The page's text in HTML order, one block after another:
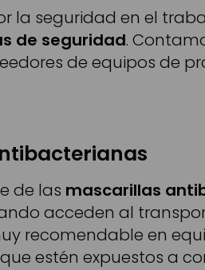
la seguridad en el
de seguridad.
de equipos de
de las mascarillas
acceden al
recomendable en
estén expuestos a